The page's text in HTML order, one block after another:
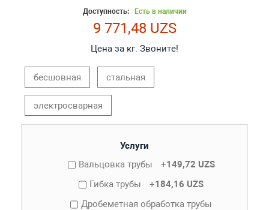
Доступность: Есть в наличии
9 771,48 UZS
Цена за кг. Звоните!
бесшовная стальная
электросварная
Услуги
Вальцовка трубы
+149,72 UZS
Гибка трубы
+184,16 UZS
Дробеметная обработка трубы